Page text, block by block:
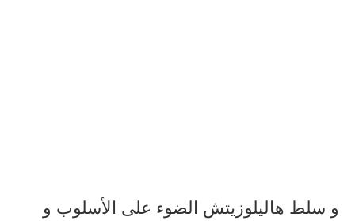
و سلط هاليلوزيتش الضوء على الأسلوب و